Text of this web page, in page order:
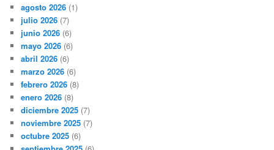
agosto 2026 (1)
julio 2026 (7)
junio 2026 (6)
mayo 2026 (6)
abril 2026 (6)
marzo 2026 (6)
febrero 2026 (8)
enero 2026 (8)
diciembre 2025 (7)
noviembre 2025 (7)
octubre 2025 (6)